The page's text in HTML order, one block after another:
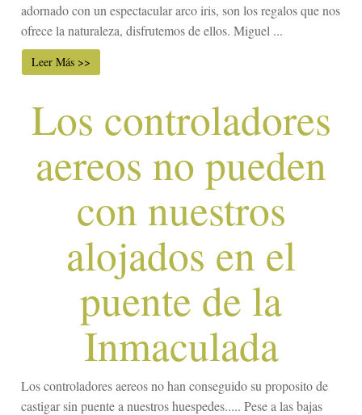
adornado con un espectacular arco iris, son los regalos que nos
ofrece la naturaleza, disfrutemos de ellos. Miguel ...
Leer Más >>
Los controladores
aereos no pueden
con nuestros
alojados en el
puente de la
Inmaculada
Los controladores aereos no han conseguido su proposito de
castigar sin puente a nuestros huespedes..... Pese a las bajas